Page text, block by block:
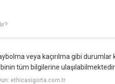
veya kaçırılma gibi durumlar
tüm bilgilerine ulaşılabilmektedir.
ethicasigorta.com.tr